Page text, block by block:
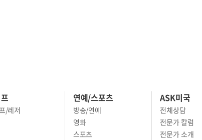
/레저
연예/스포츠
방송/연예
영화
스포츠
ASK미국
전체상담
전문가 칼럼
전문가 소개